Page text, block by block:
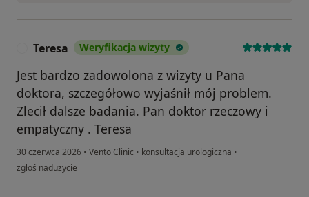
Teresa Weryfikacja wizyty
Jest bardzo zadowolona z wizyty u Pana
doktora, szczegółowo wyjaśnił mój problem.
Zlecił dalsze badania. Pan doktor rzeczowy i
empatyczny . Teresa
30 czerwca 2026 • Vento Clinic • konsultacja urologiczna •
w opinii użytkownika Teresa
zgłoś nadużycie